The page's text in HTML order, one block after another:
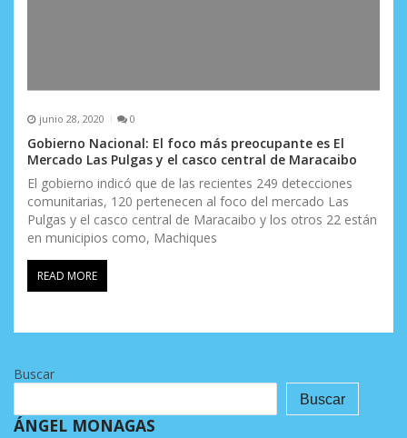
junio 28, 2020 0
Gobierno Nacional: El foco más preocupante es El
Mercado Las Pulgas y el casco central de Maracaibo
El gobierno indicó que de las recientes 249 detecciones
comunitarias, 120 pertenecen al foco del mercado Las
Pulgas y el casco central de Maracaibo y los otros 22 están
en municipios como, Machiques
READ MORE
Buscar
Buscar
ÁNGEL MONAGAS